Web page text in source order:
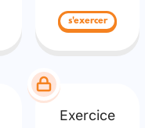
s'exercer
Exercice